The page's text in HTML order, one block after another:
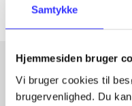
Samtykke
Hjemmesiden bruger
Vi bruger cookies til
brugervenlighed. Du
Artikler med